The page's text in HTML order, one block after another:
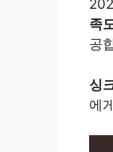
족
공
싱
에